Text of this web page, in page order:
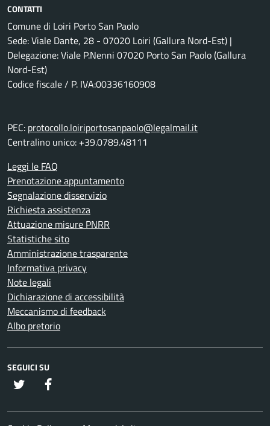
CONTATTI
Comune di Loiri Porto San Paolo
Sede: Viale Dante, 28 - 07020 Loiri (Gallura Nord-Est) |
Delegazione: Viale P.Nenni 07020 Porto San Paolo (Gallura
Nord-Est)
Codice fiscale / P. IVA:00336160908
PEC: protocollo.loiriportosanpaolo@legalmail.it
Centralino unico: +39.0789.48111
Leggi le FAQ
Prenotazione appuntamento
Segnalazione disservizio
Richiesta assistenza
Attuazione misure PNRR
Statistiche sito
Amministrazione trasparente
Informativa privacy
Note legali
Dichiarazione di accessibilità
Meccanismo di feedback
Albo pretorio
SEGUICI SU
twitter